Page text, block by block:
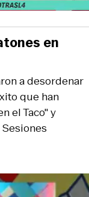
a desordenar
que han
el Taco" y
en